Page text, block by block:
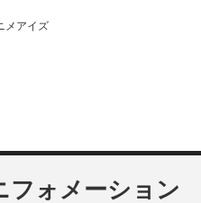
メアイズ
フォメーション